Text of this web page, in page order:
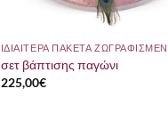
σετ βάπτισης παγώνι
225,00€